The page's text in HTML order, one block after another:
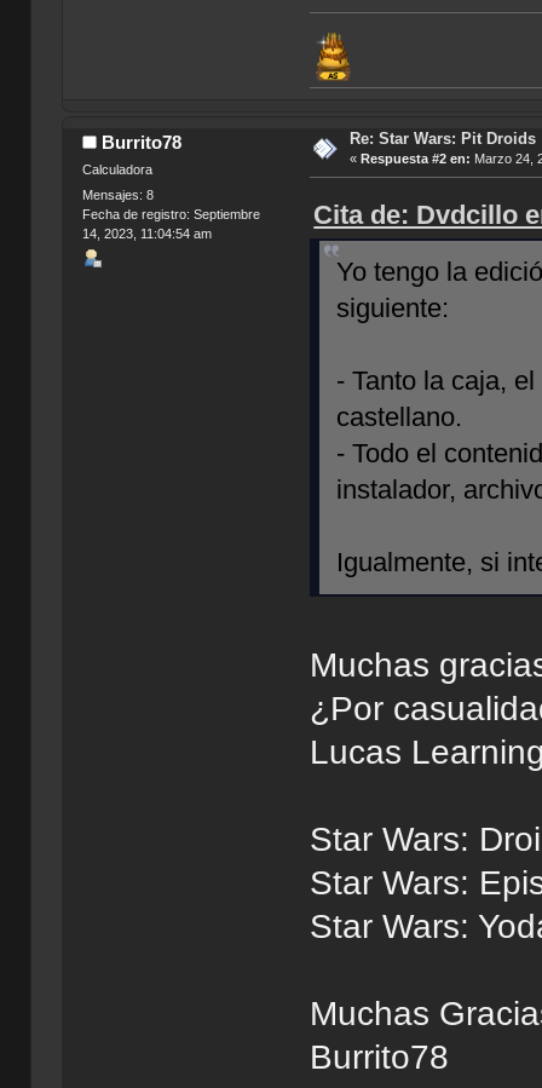
Burrito78
Calculadora
Mensajes: 8
Fecha de registro: Septiembre
14, 2023, 11:04:54 am
Re: Star Wars: Pit Droids
« Respuesta #2 en: Marzo 24,
Cita de: Dvdcillo
Yo tengo la
siguiente:
- Tanto la caja,
castellano.
- Todo el
instalador,
Igualmente, si
Muchas
¿Por
Lucas
Star Wars:
Star Wars:
Star Wars:
Muchas
Burrito78